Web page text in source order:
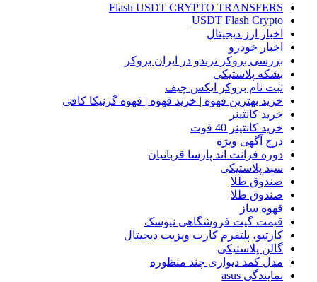
Flash USDT CRYPTO TRANSFERS
USDT Flash Crypto
اخبار ارز دیجیتال
اخبار خودرو
بررسی بروکر ترندو در ایران بروکر
بشکه پلاستیکی
ثبت نام بروکر ایکس چیف
خرید بهترین قهوه | خرید قهوه | قهوه گرنیکا کافی
خرید کانتینر
خرید کانتینر 40 فوت
درج آگهی ویژه
دوره فرانت اند پارسا قربانیان
سبد پلاستیکی
صندوق طلا
صندوق طلا
قهوه ساز
قیمت گیت فروشگاهی نیوسک
کارتیو، پلتفرم کارت ویزیت دیجیتال
گالن پلاستیکی
مدل کمد دیواری چند منظوره
نمایندگی asus